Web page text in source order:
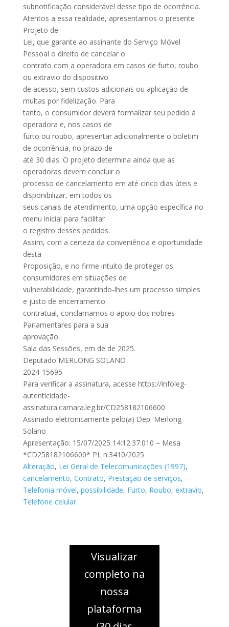
subnotificação considerável desse tipo de ocorrência.
Atentos a essa realidade, apresentamos o presente
Projeto de
Lei, que garante ao assinante do Serviço Móvel
Pessoal o direito de cancelar o
contrato com a operadora em casos de furto, roubo
ou extravio do dispositivo
de acesso, sem custos adicionais ou aplicação de
multas por fidelização. Para
tanto, o consumidor deverá formalizar seu pedido à
operadora e, nos casos de
furto ou roubo, apresentar adicionalmente o boletim
de ocorrência, no prazo de
até 30 dias. O projeto determina ainda que as
operadoras devem concluir o
processo de cancelamento em até cinco dias úteis e
disponibilizar, em todos os
seus canais de atendimento, uma opção específica no
menu inicial para facilitar
o registro desses pedidos.
Assim, com a certeza da conveniência e oportunidade
desta
Proposição, e no firme intuito de proteger os
consumidores em situações de
vulnerabilidade, garantindo-lhes um processo simples
e justo de encerramento
contratual, conclamamos o apoio dos nobres
Parlamentares para a sua
aprovação.
Sala das Sessões, em de de 2025.
Deputado MERLONG SOLANO
2024-15695
Para verificar a assinatura, acesse https://infoleg-
autenticidade-
assinatura.camara.leg.br/CD258182106600
Assinado eletronicamente pelo(a) Dep. Merlong
Solano
Apresentação: 15/07/2025 14:12:37.010 – Mesa
*CD258182106600* PL n.3410/2025
Alteração, Lei Geral de Telecomunicações (1997),
cancelamento, Contrato, Prestação de serviços,
Telefonia móvel, possibilidade, Furto, Roubo, extravio,
Telefone celular.
Visualizar
completo na
nossa
plataforma